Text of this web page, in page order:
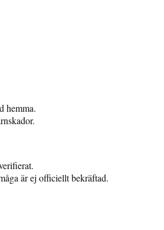
hemma.
är ej officiellt bekräftad.